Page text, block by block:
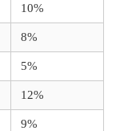
10%
8%
5%
12%
9%